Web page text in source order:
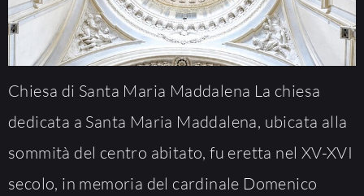
Chiesa di Santa Maria Maddalena La chiesa
dedicata a Santa Maria Maddalena, ubicata alla
sommità del centro abitato, fu eretta nel XV-XVI
secolo, in memoria del cardinale Domenico